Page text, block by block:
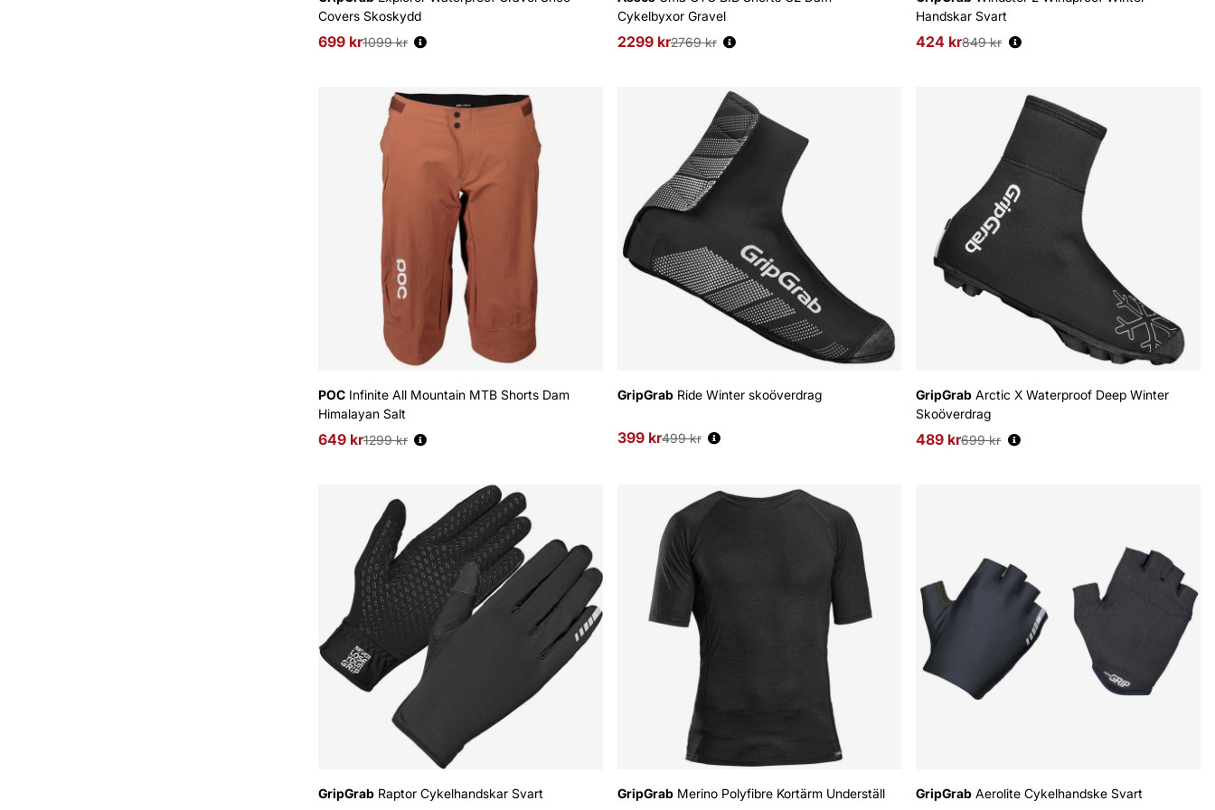
Covers Skoskydd
699 kr
Ordinarie pris:
1099 kr
Cykelbyxor Gravel
2299 kr
Ordinarie pris:
2769 kr
Handskar Svart
424 kr
Ordinarie pris:
849 kr
POC Infinite All Mountain MTB Shorts Dam
Himalayan Salt
649 kr
Ordinarie pris:
1299 kr
GripGrabRide Winter skoöverdrag
399 kr
Ordinarie pris:
499 kr
GripGrab Arctic X Waterproof Deep Winter
Skoöverdrag
489 kr
Ordinarie pris:
699 kr
GripGrab Raptor Cykelhandskar Svart GripGrabMerino Polyfibre Kortärm Underställ GripGrab Aerolite Cykelhandske Svart